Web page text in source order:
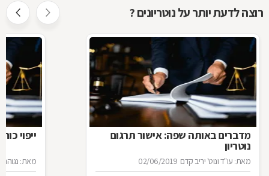
רוצה לדעת יותר על נוטריונים ?
מדברים באותה שפה: אישור תרגום
נוטריון
מאת: עו"ד ונוט' יריב קדם 02/06/2019
ייפוי
מאת: נגוהה